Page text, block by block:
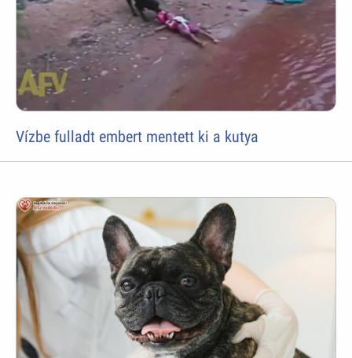
Vízbe fulladt embert mentett ki a kutya